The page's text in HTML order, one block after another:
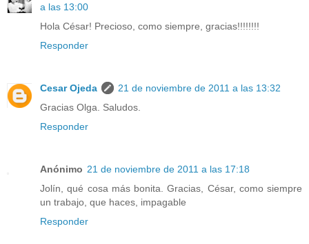
a las 13:00
Hola César! Precioso, como siempre, gracias!!!!!!!!
Responder
Cesar Ojeda
21 de noviembre de 2011 a las 13:32
Gracias Olga. Saludos.
Responder
Anónimo 21 de noviembre de 2011 a las 17:18
Jolín, qué cosa más bonita. Gracias, César, como siempre
un trabajo, que haces, impagable
Responder